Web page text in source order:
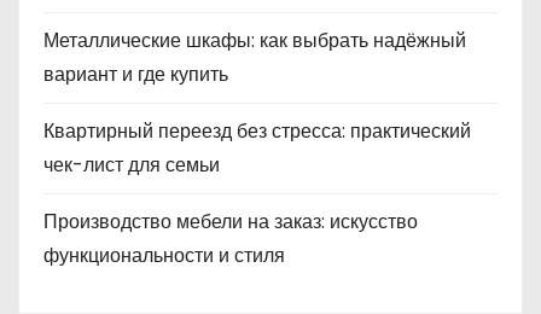
Металлические шкафы: как выбрать надёжный
вариант и где купить
Квартирный переезд без стресса: практический
чек-лист для семьи
Производство мебели на заказ: искусство
функциональности и стиля